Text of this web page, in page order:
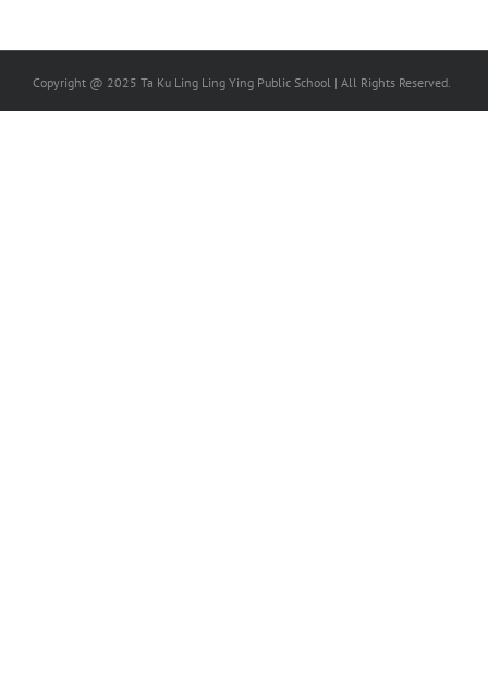
Copyright @ 2025 Ta Ku Ling Ling Ying Public School | All Rights Reserved.